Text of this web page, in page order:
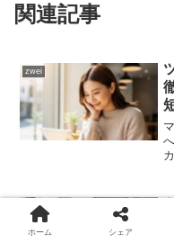
🌟 シーネット結
続受賞
IBJ Award 8
JR尻手駅徒歩
月会費 8,000円
関連記事
zwei
zwei
ホーム シェア